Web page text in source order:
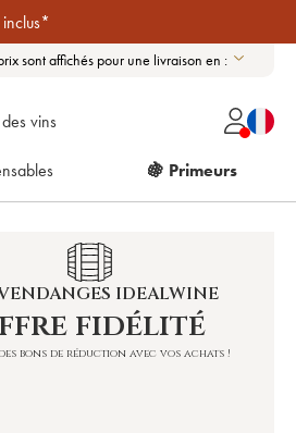
sont affichés pour une livraison en :
vins
🍇 Primeurs
IDEALWINE
fidélité
bons de réduction avec vos achats !